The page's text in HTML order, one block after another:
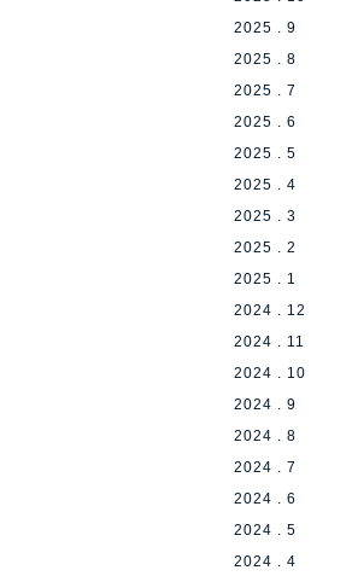
2025 . 9
2025 . 8
2025 . 7
2025 . 6
2025 . 5
2025 . 4
2025 . 3
2025 . 2
2025 . 1
2024 . 12
2024 . 11
2024 . 10
2024 . 9
2024 . 8
2024 . 7
2024 . 6
2024 . 5
2024 . 4